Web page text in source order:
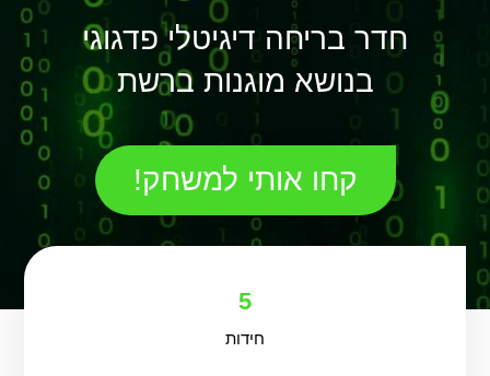
חדר בריחה דיגיטלי פדגוגי
בנושא מוגנות ברשת
קחו אותי למשחק!
5
חידות